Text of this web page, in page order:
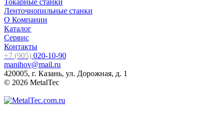
Ленточнопильные станки
О Компании
Каталог
Сервис
Контакты
+7 (905) 020-10-90
manihov@mail.ru
420005, г. Казань, ул. Дорожная, д. 1
© 2026 MetalTec